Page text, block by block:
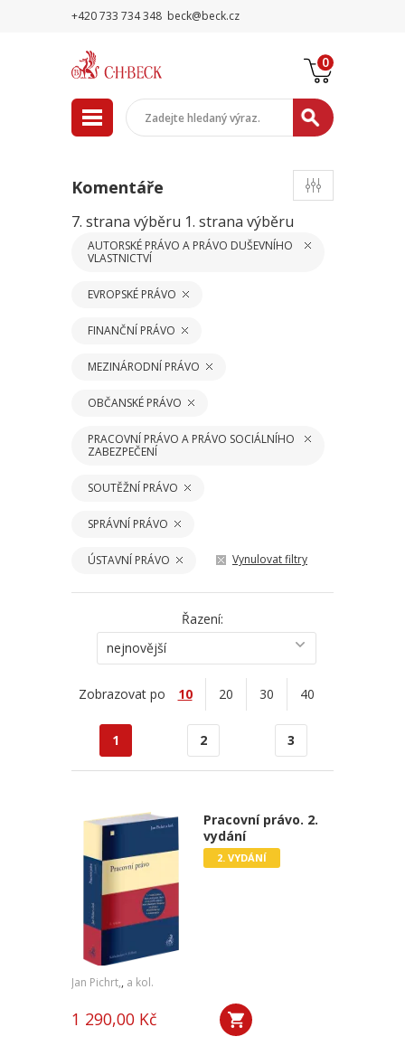
+420 733 734 348 beck@beck.cz
0
Komentáře
7. strana výběru 1. strana výběru
AUTORSKÉ PRÁVO A PRÁVO DUŠEVNÍHO
VLASTNICTVÍ
EVROPSKÉ PRÁVO
FINANČNÍ PRÁVO
MEZINÁRODNÍ PRÁVO
OBČANSKÉ PRÁVO
PRACOVNÍ PRÁVO A PRÁVO SOCIÁLNÍHO
ZABEZPEČENÍ
SOUTĚŽNÍ PRÁVO
SPRÁVNÍ PRÁVO
ÚSTAVNÍ PRÁVO Vynulovat filtry
Řazení:
nejnovější
Zobrazovat po 10 20 30 40
1 2 3
Pracovní právo. 2.
vydání
2. VYDÁNÍ
Jan Pichrt,, a kol.
1 290,00 Kč